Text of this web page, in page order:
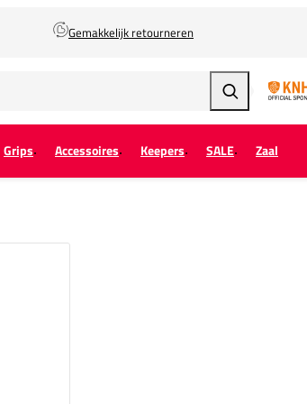
Gemakkelijk retourneren
Zoeken
Grips Accessoires Keepers SALE Zaal